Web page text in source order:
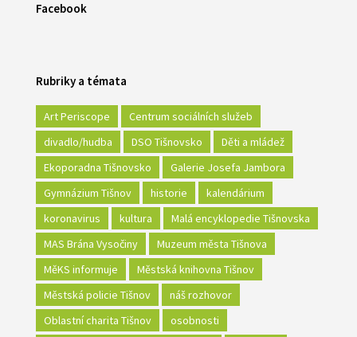
Facebook
Rubriky a témata
Art Periscope
Centrum sociálních služeb
divadlo/hudba
DSO Tišnovsko
Děti a mládež
Ekoporadna Tišnovsko
Galerie Josefa Jambora
Gymnázium Tišnov
historie
kalendárium
koronavirus
kultura
Malá encyklopedie Tišnovska
MAS Brána Vysočiny
Muzeum města Tišnova
MěKS informuje
Městská knihovna Tišnov
Městská policie Tišnov
náš rozhovor
Oblastní charita Tišnov
osobnosti